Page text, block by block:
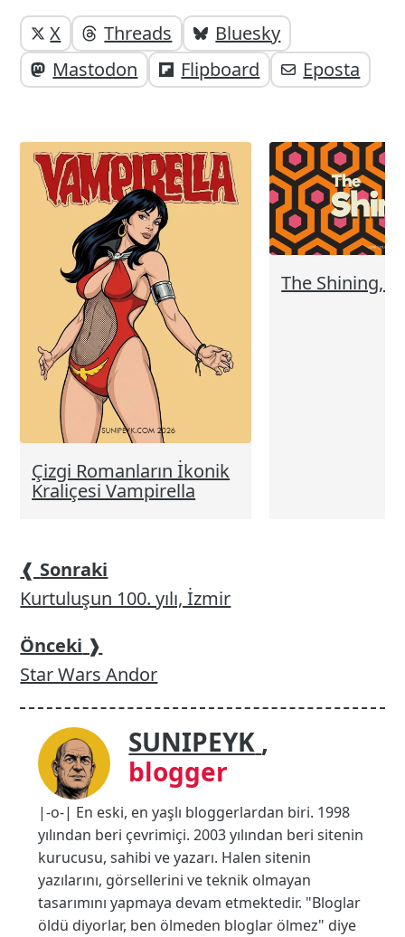
Yazı
altı
elemanları
Yazıyı
paylaşabilirsiniz;
X Threads
Bluesky
Mastodon
Flipboard Eposta
Çizgi Romanların İkonik
Kraliçesi Vampirella
The Shining,
❰ Sonraki
Kurtuluşun 100. yılı, İzmir
Önceki ❱
Star Wars Andor
SUNIPEYK ,
blogger
|-o-| En eski, en yaşlı bloggerlardan biri. 1998
yılından beri çevrimiçi. 2003 yılından beri sitenin
kurucusu, sahibi ve yazarı. Halen sitenin
yazılarını, görsellerini ve teknik olmayan
tasarımını yapmaya devam etmektedir. "Bloglar
öldü diyorlar, ben ölmeden bloglar ölmez" diye